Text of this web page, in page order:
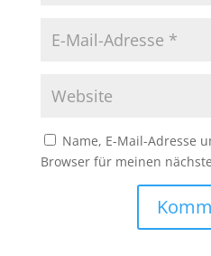
Name, E-Mail-Adresse
Browser für meinen